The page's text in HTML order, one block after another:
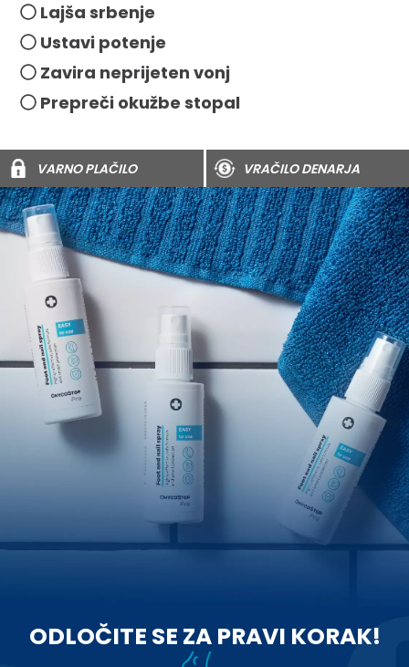
Lajša srbenje
Ustavi potenje
Zavira neprijeten vonj
Prepreči okužbe stopal
VARNO PLAČILO VRAČILO DENARJA
ODLOČITE SE ZA PRAVI KORAK!